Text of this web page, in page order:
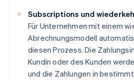
Subscriptions und
Für Unternehmen mit einem
Abrechnungsmodell
diesen Prozess. Die
Kundin oder des Kunden
und die Zahlungen in